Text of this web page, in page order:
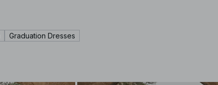
Graduation Dresses